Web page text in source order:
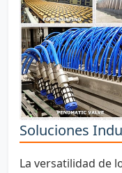
Soluciones
La versatilidad de